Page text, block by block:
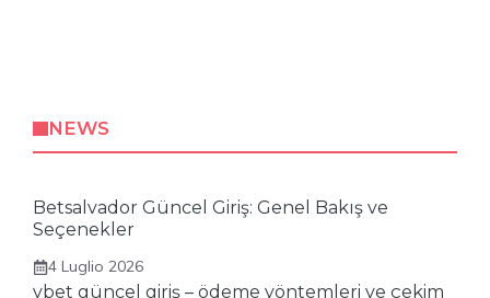
NEWS
Betsalvador Güncel Giriş: Genel Bakış ve
Seçenekler
4 Luglio 2026
vbet güncel giriş – ödeme yöntemleri ve çekim